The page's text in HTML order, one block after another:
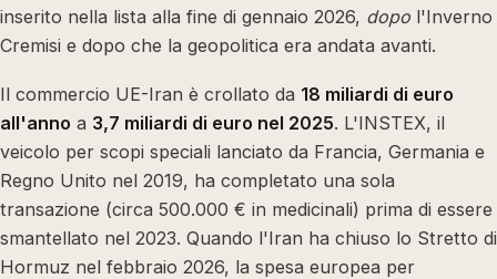
inserito nella lista alla fine di gennaio 2026, dopo l'Inverno
Cremisi e dopo che la geopolitica era andata avanti.
Il commercio UE-Iran è crollato da 18 miliardi di euro
all'anno a 3,7 miliardi di euro nel 2025. L'INSTEX, il
veicolo per scopi speciali lanciato da Francia, Germania e
Regno Unito nel 2019, ha completato una sola
transazione (circa 500.000 € in medicinali) prima di essere
smantellato nel 2023. Quando l'Iran ha chiuso lo Stretto di
Hormuz nel febbraio 2026, la spesa europea per